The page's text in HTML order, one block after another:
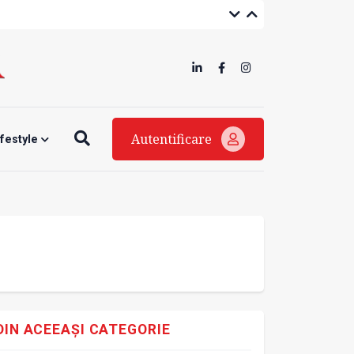
Autentificare
ACEEAȘI CATEGORIE